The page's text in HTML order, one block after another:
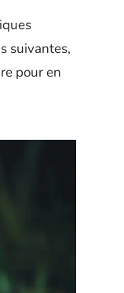
suivantes,
pour en